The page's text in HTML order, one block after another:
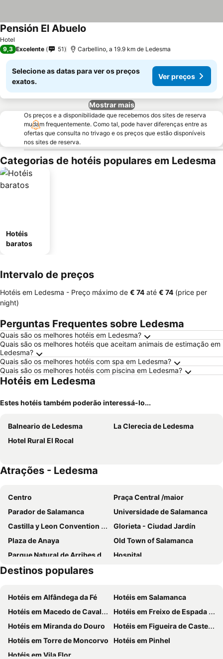
Hotel
Pensión El Abuelo
9,3 Excelente 51 Carbellino, a 19.9 km de Ledesma
Selecione as datas para ver os preços
exatos.
Ver preços
Mostrar mais
Os preços e a disponibilidade que recebemos dos sites de reserva
mudam frequentemente. Como tal, pode haver diferenças entre as
ofertas que consulta no trivago e os preços que estão disponíveis
nos sites de reserva.
Categorias de hotéis populares em Ledesma
Hotéis
baratos
Intervalo de preços
Hotéis em Ledesma - Preço máximo de ‎€ 74 até ‎€ 74 (price per
night)
Perguntas Frequentes sobre Ledesma
Quais são os melhores hotéis em Ledesma?
Quais são os melhores hotéis que aceitam animais de estimação em
Ledesma?
Quais são os melhores hotéis com spa em Ledesma?
Quais são os melhores hotéis com piscina em Ledesma?
Hotéis em Ledesma
Estes hotéis também poderão interessá-lo...
Balneario de Ledesma
La Clerecia de Ledesma
Hotel Rural El Rocal
Atrações - Ledesma
Centro
Praça Central /maior
Parador de Salamanca
Universidade de Salamanca
Castilla y Leon Convention Center
Glorieta - Ciudad Jardín
Plaza de Anaya
Old Town of Salamanca
Parque Natural de Arribes del Duero
Hospital
Tejares
Helmántico Stadium
Blanco
Parque de San Francisco
Universidad
Universidad Pontificia de Salamanca
Chinchibarra
de Salamanca
Pizarrales
Capuchinos
Destinos populares
Hotéis em Alfândega da Fé
Hotéis em Salamanca
Hotéis em Macedo de Cavaleiros
Hotéis em Freixo de Espada à Cinta
Hotéis em Miranda do Douro
Hotéis em Figueira de Castelo Rodrigo
Hotéis em Torre de Moncorvo
Hotéis em Pinhel
Hotéis em Vila Flor